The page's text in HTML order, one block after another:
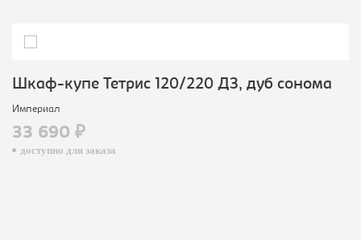
Шкаф-купе Тетрис 120/220 ДЗ, дуб сонома
Империал
33 690 ₽
доступно для заказа